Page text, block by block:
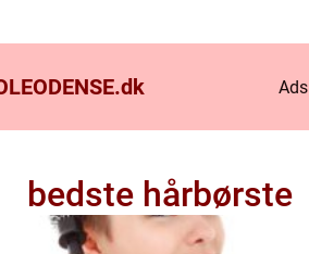
dk Ads
bedste hårbørste